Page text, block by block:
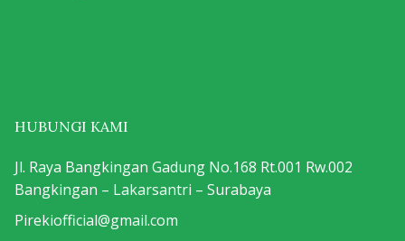
HUBUNGI KAMI
Jl. Raya Bangkingan Gadung No.168 Rt.001 Rw.002
Bangkingan – Lakarsantri – Surabaya
Pirekiofficial@gmail.com